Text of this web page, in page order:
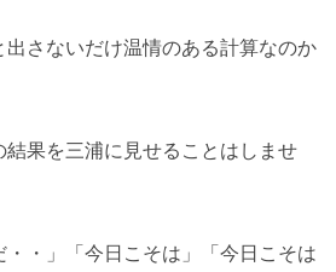
さないだけ温情のある計算なのか
結果を三浦に見せることはしませ
・・」「今日こそは」「今日こそは